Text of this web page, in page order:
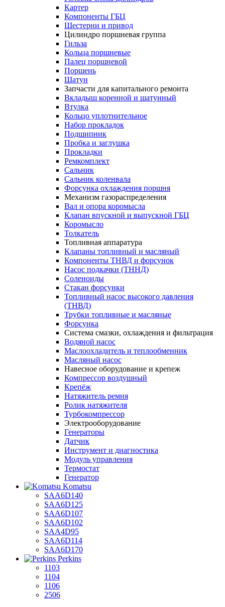
Картер
Компоненты ГБЦ
Шестерни и привод
Цилиндро поршневая группа
Гильза
Кольца поршневые
Палец поршневой
Поршень
Шатун
Запчасти для капитального ремонта
Вкладыш коренной и шатунный
Втулка
Кольцо уплотнительное
Набор прокладок
Подшипник
Пробка и заглушка
Прокладки
Ремкомплект
Сальник
Сальник коленвала
Форсунка охлаждения поршня
Механизм газораспределения
Вал и опора коромысла
Клапан впускной и выпускной ГБЦ
Коромысло
Толкатель
Топливная аппаратура
Клапаны топливный и масляный
Компоненты ТНВД и форсунок
Насос подкачки (ТННД)
Соленоиды
Стакан форсунки
Топливный насос высокого давления
(ТНВД)
Трубки топливные и масляные
Форсунка
Система смазки, охлаждения и фильтрация
Водяной насос
Маслоохладитель и теплообменник
Масляный насос
Навесное оборудование и крепеж
Компрессор воздушный
Крепёж
Натяжитель ремня
Ролик натяжителя
Турбокомпрессор
Электрооборудование
Генераторы
Датчик
Инструмент и диагностика
Модуль управления
Термостат
Генератор
Komatsu
SAA6D140
SAA6D125
SAA6D107
SAA6D102
SAA4D95
SAA6D114
SAA6D170
Perkins
1103
1104
1106
2506